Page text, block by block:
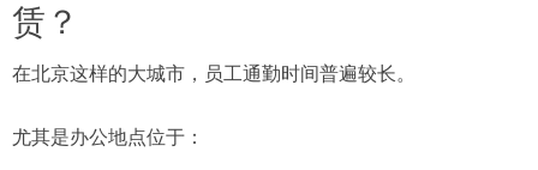
赁？
在北京这样的大城市，员工通勤时间普遍较长。
尤其是办公地点位于：